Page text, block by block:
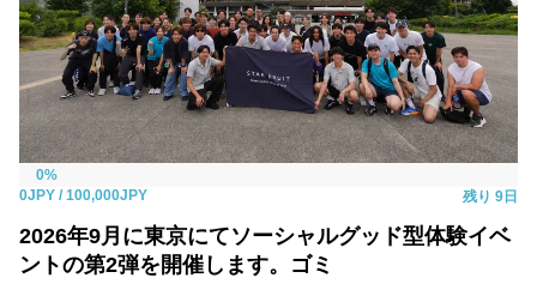
0%
0JPY / 100,000JPY 残り 9日
2026年9月に東京にてソーシャルグッド型体験イベ
ントの第2弾を開催します。ゴミ